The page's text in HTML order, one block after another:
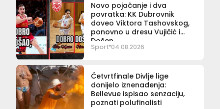
Novo pojačanje i dva
povratka: KK Dubrovnik
doveo Viktora Tashovskog,
ponovno u dresu Vujičić i
Došen
Sport 04.08.2026
Četvrtfinale Divlje lige
donijelo iznenađenja:
Bellevue ispisao senzaciju,
poznati polufinalisti